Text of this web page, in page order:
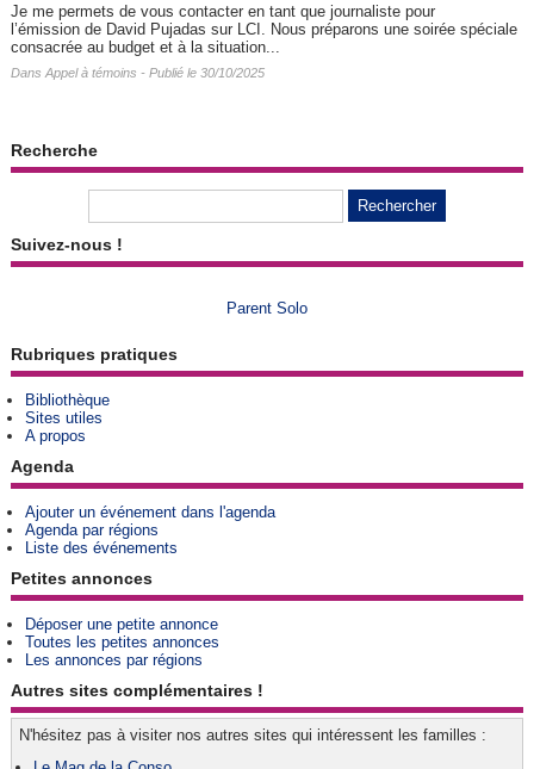
Je me permets de vous contacter en tant que journaliste pour
l’émission de David Pujadas sur LCI. Nous préparons une soirée spéciale
consacrée au budget et à la situation...
Dans Appel à témoins - Publié le 30/10/2025
Recherche
Suivez-nous !
Parent Solo
Rubriques pratiques
Bibliothèque
Sites utiles
A propos
Agenda
Ajouter un événement dans l'agenda
Agenda par régions
Liste des événements
Petites annonces
Déposer une petite annonce
Toutes les petites annonces
Les annonces par régions
Autres sites complémentaires !
N'hésitez pas à visiter nos autres sites qui intéressent les familles :